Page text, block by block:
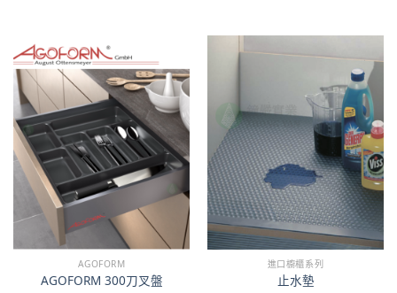
AGOFORM
AGOFORM 300刀叉盤
進口櫥櫃系列
止水墊